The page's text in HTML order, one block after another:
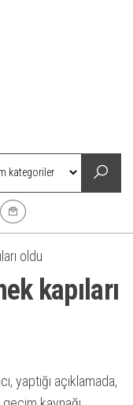
oldu
kapıları
yaptığı açıklamada,